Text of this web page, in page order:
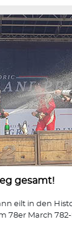
gesamt!
eilt in den
78er March